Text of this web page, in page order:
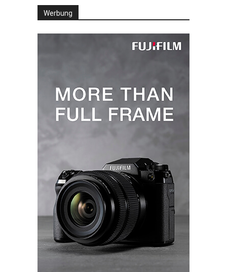
Werbung